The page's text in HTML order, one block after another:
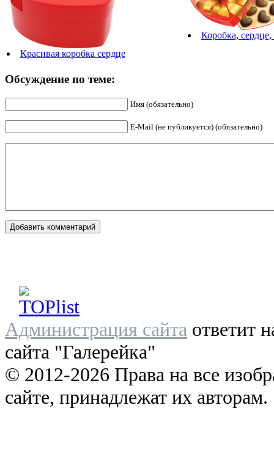
Красивая коробка сердце
Коробка,
Обсуждение по теме:
Имя (обязательно)
E-Mail (не публикуется) (обязательно)
Администрация сайта ответит
сайта "Галерейка"
© 2012-2026 Права на все
сайте, принадлежат их авторам.